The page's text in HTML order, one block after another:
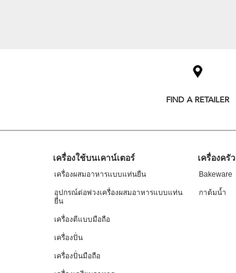
FIND A RETAILER
Footer
เครื่องใช้บนเคาน์เตอร์
เครื่องผสมอาหารแบบแท่นยืน
อุปกรณ์ต่อพ่วงเครื่องผสมอาหารแบบแท่น
ยืน
เครื่องตีแบบมือถือ
เครื่องปั่น
เครื่องปั่นมือถือ
เครื่องครัว
Bakeware
กาต้มน้ำ